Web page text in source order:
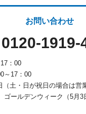
お問い合わせ
0120-1919-
17：00
～17：00
（土・日が祝日の場合は営
ゴールデンウィーク（5月3